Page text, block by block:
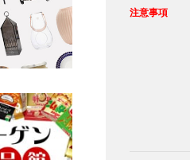
注意事項